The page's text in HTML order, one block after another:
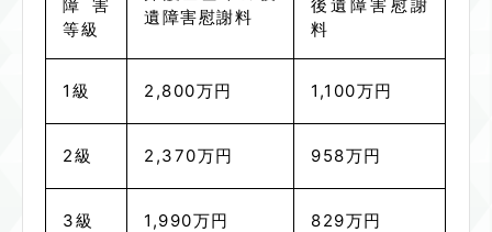
障害
等級
遺障害慰謝料
後遺障害慰謝
料
1級 2,800万円 1,100万円
2級 2,370万円 958万円
3級 1,990万円 829万円